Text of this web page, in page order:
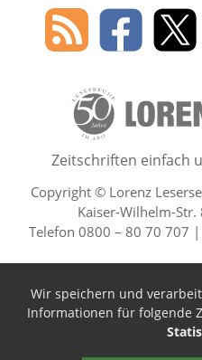
Social Media
Blog
des
Leserservice
Lorenz
Zeitschriften einfach
Copyright © Lorenz
Kaiser-Wilhelm-
Telefon 0800 – 80 70 707 |
Wir speichern und
Informationen für folgende